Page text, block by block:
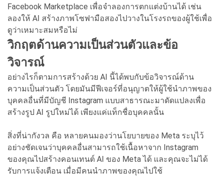
Facebook Marketplace เพื่อจำลองการตกแต่งบ้านได้ เช่น
ลองให้ AI สร้างภาพโซฟามือสองไปวางในโรงรถของผู้ใช้เพื่อ
ดูว่าเหมาะสมหรือไม่
วิกฤตด้านความเป็นส่วนตัวและข้อ
วิจารณ์
อย่างไรก็ตามการสร้างด้วย AI นี้ได้พบกับข้อวิจารณ์ด้าน
ความเป็นส่วนตัว โดยมันมีฟีเจอร์ที่อนุญาตให้ผู้ใช้นำภาพของ
บุคคลอื่นที่มีบัญชี Instagram แบบสาธารณะมาดัดแปลงเพื่อ
สร้างรูป AI รูปใหม่ได้ เพียงแค่แท็กชื่อบุคคลนั้น
สิ่งที่น่ากังวล คือ หลายคนมองว่านโยบายของ Meta ระบุไว้
อย่างชัดเจนว่าบุคคลอื่นสามารถใช้เนื้อหาจาก Instagram
ของคุณไปสร้างคอนเทนต์ AI ของ Meta ได้ และคุณจะไม่ได้
รับการแจ้งเตือน เมื่อมีคนนำภาพของคุณไปใช้